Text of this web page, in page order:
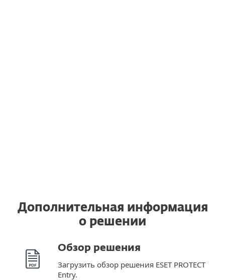
Дополнительная информация
о решении
Обзор решения
Загрузить обзор решения ESET PROTECT
Entry.